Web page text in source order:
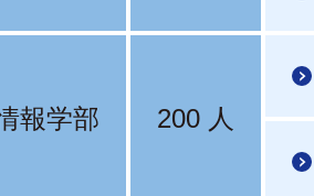
報学部 200 人